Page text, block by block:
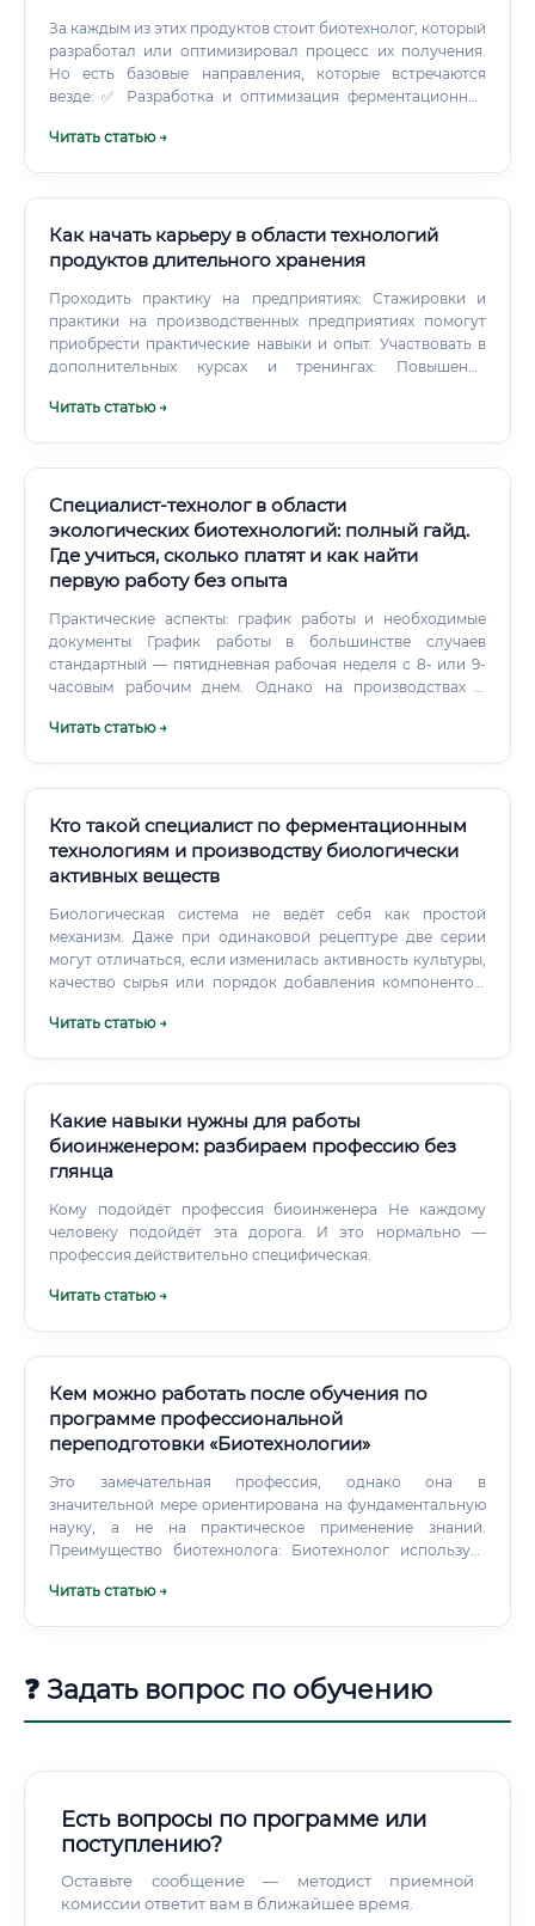
За каждым из этих продуктов стоит биотехнолог, который
разработал или оптимизировал процесс их получения.
Но есть базовые направления, которые встречаются
везде: ✅ Разработка и оптимизация ферментационных
продуцентов ✅ Масштабирование процессов от
использованием иммобилизованных ферментов ✅
Контроль качества и соответствие стандартам GMP, ISO ✅
Возьмём конкретный пример. Компания хочет
производить лимонную кислоту через ферментацию
вместо химического синтеза.
Читать статью →
Как начать карьеру в области технологий
продуктов длительного хранения
Проходить практику на предприятиях: Стажировки и
практики на производственных предприятиях помогут
приобрести практические навыки и опыт. Участвовать в
дополнительных курсах и тренингах: Повышение
конкурентоспособность на рынке труда. Следить за
Читать статью →
Специалист-технолог в области
экологических биотехнологий: полный гайд.
Где учиться, сколько платят и как найти
первую работу без опыта
Практические аспекты: график работы и необходимые
документы График работы в большинстве случаев
стандартный — пятидневная рабочая неделя с 8- или 9-
часовым рабочим днем. Однако на производствах с
сооружениях) возможен сменный график.
Читать статью →
Кто такой специалист по ферментационным
технологиям и производству биологически
активных веществ
Биологическая система не ведёт себя как простой
механизм. Даже при одинаковой рецептуре две серии
могут отличаться, если изменилась активность культуры,
качество сырья или порядок добавления компонентов.
результаты и параметры оборудования.
Читать статью →
Какие навыки нужны для работы
биоинженером: разбираем профессию без
глянца
Кому подойдёт профессия биоинженера Не каждому
человеку подойдёт эта дорога. И это нормально —
профессия действительно специфическая.
Читать статью →
Кем можно работать после обучения по
программе профессиональной
переподготовки «Биотехнологии»
Это замечательная профессия, однако она в
значительной мере ориентирована на фундаментальную
науку, а не на практическое применение знаний.
Преимущество биотехнолога: Биотехнолог использует
промышленных, медицинских и экологических задач. Он
Читать статью →
❓ Задать вопрос по обучению
Есть вопросы по программе или
поступлению?
Оставьте сообщение — методист приемной
комиссии ответит вам в ближайшее время.